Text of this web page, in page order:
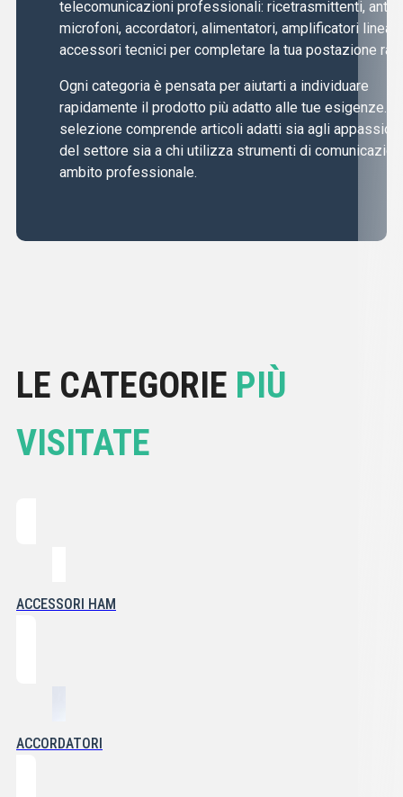
telecomunicazioni professionali: ricetrasmittenti,
microfoni, accordatori, alimentatori, amplificatori
accessori tecnici per completare la tua postazione
Ogni categoria è pensata per aiutarti a individuare
rapidamente il prodotto più adatto alle tue esigenze.
selezione comprende articoli adatti sia agli
del settore sia a chi utilizza strumenti di
ambito professionale.
LE CATEGORIE PIÙ
VISITATE
ACCESSORI HAM
ACCORDATORI